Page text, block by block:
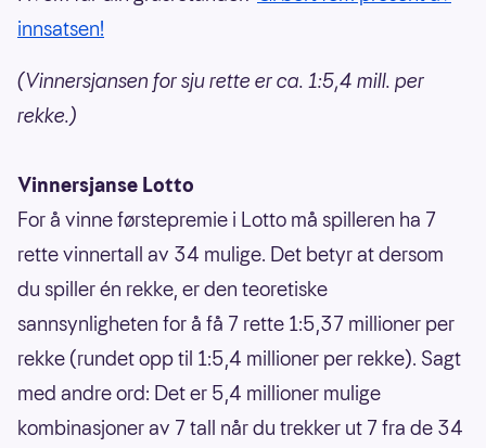
innsatsen!
(Vinnersjansen for sju rette er ca. 1:5,4 mill. per
rekke.)
Vinnersjanse Lotto
For å vinne førstepremie i Lotto må spilleren ha 7
rette vinnertall av 34 mulige. Det betyr at dersom
du spiller én rekke, er den teoretiske
sannsynligheten for å få 7 rette 1:5,37 millioner per
rekke (rundet opp til 1:5,4 millioner per rekke). Sagt
med andre ord: Det er 5,4 millioner mulige
kombinasjoner av 7 tall når du trekker ut 7 fra de 34